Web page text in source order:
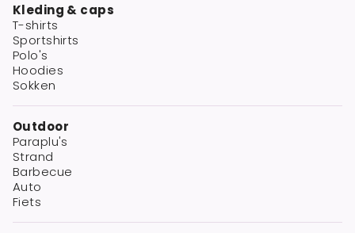
Kleding & caps
T-shirts
Sportshirts
Polo's
Hoodies
Sokken
Outdoor
Paraplu's
Strand
Barbecue
Auto
Fiets